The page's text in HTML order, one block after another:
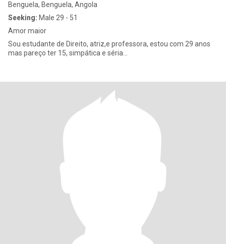
Benguela, Benguela, Angola
Seeking: Male 29 - 51
Amor maior
Sou estudante de Direito, atriz,e professora, estou com 29 anos
mas pareço ter 15, simpática e séria...